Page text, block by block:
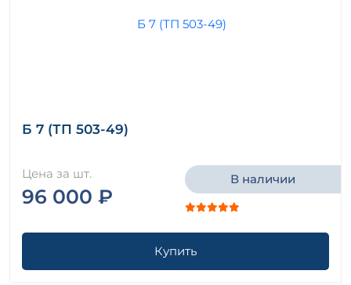
Б 7 (ТП 503-49)
Цена за шт.
96 000 ₽
В наличии
Купить